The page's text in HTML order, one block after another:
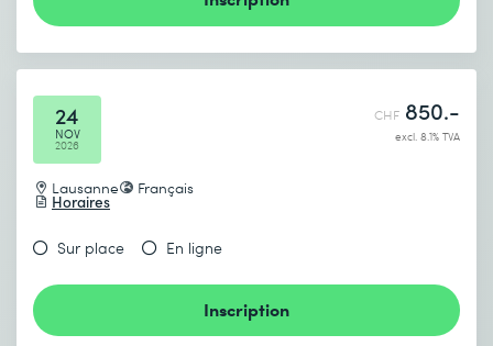
COURS
Google Gemini - Prompt Engineering
avancé et cas d’utilisation
CHF
450.–
24
NOV
2026
Lausanne Français
Horaires
CHF 850.-
excl. 8.1% TVA
Sur place En ligne
Inscription